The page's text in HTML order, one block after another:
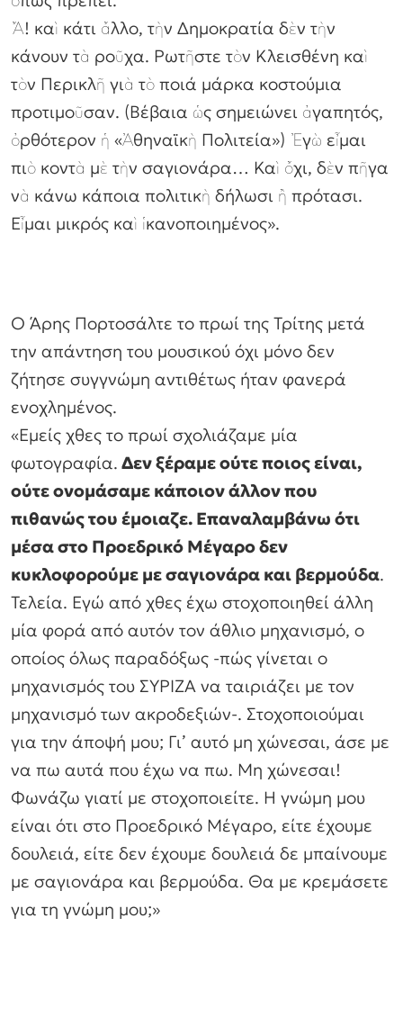
Ἄ! καὶ κάτι ἄλλο, τὴν Δημοκρατία δὲν τὴν
κάνουν τὰ ροῦχα. Ρωτῆστε τὸν Κλεισθένη καὶ
τὸν Περικλῆ γιὰ τὸ ποιά μάρκα κοστούμια
προτιμοῦσαν. (Βέβαια ὡς σημειώνει ἀγαπητός,
ὀρθότερον ἡ «Ἀθηναϊκὴ Πολιτεία») Ἐγὼ εἶμαι
πιὸ κοντὰ μὲ τὴν σαγιονάρα… Καὶ ὄχι, δὲν πῆγα
νὰ κάνω κάποια πολιτικὴ δήλωσι ἢ πρότασι.
Εἶμαι μικρός καὶ ἱκανοποιημένος».
Ο Άρης Πορτοσάλτε το πρωί της Τρίτης μετά
την απάντηση του μουσικού όχι μόνο δεν
ζήτησε συγγνώμη αντιθέτως ήταν φανερά
ενοχλημένος.
«Εμείς χθες το πρωί σχολιάζαμε μία
φωτογραφία. Δεν ξέραμε ούτε ποιος είναι,
ούτε ονομάσαμε κάποιον άλλον που
πιθανώς του έμοιαζε. Επαναλαμβάνω ότι
μέσα στο Προεδρικό Μέγαρο δεν
κυκλοφορούμε με σαγιονάρα και βερμούδα.
Τελεία. Εγώ από χθες έχω στοχοποιηθεί άλλη
μία φορά από αυτόν τον άθλιο μηχανισμό, ο
οποίος όλως παραδόξως -πώς γίνεται ο
μηχανισμός του ΣΥΡΙΖΑ να ταιριάζει με τον
μηχανισμό των ακροδεξιών-. Στοχοποιούμαι
για την άποψή μου; Γι’ αυτό μη χώνεσαι, άσε με
να πω αυτά που έχω να πω. Μη χώνεσαι!
Φωνάζω γιατί με στοχοποιείτε. Η γνώμη μου
είναι ότι στο Προεδρικό Μέγαρο, είτε έχουμε
δουλειά, είτε δεν έχουμε δουλειά δε μπαίνουμε
με σαγιονάρα και βερμούδα. Θα με κρεμάσετε
για τη γνώμη μου;»